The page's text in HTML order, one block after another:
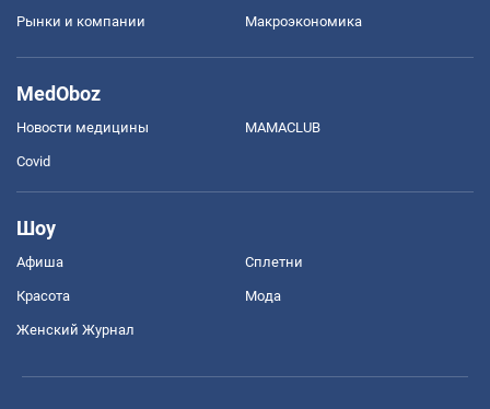
Рынки и компании Mакроэкономика
MedOboz
Новости медицины MAMACLUB
Covid
Шоу
Афиша Сплетни
Красота Мода
Женский Журнал